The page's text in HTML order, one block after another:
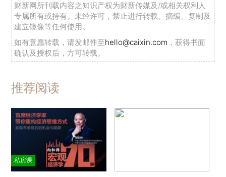
财新网所刊载内容之知识产权为财新传媒及/或相关权利人
专属所有或持有。未经许可，禁止进行转载、摘编、复制及
建立镜像等任何使用。
如有意愿转载，请发邮件至hello@caixin.com ，获得书面
确认及授权后，方可转载。
推荐阅读
私房课